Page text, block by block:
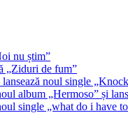
nu știm”
„Ziduri de fum”
noul single
album „Hermoso” și
single „what do i have